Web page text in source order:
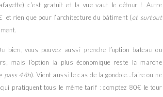
c’est gratuit et la vue vaut le détour ! Autre
et rien que pour l’architecture du bâtiment (et surtout
vous pouvez aussi prendre l’option bateau ou
mais l’option la plus économique reste la marche
pass 48h). Vient aussi le cas de la gondole…faire ou ne
pratiquent tous le même tarif : comptez 80€ le tour